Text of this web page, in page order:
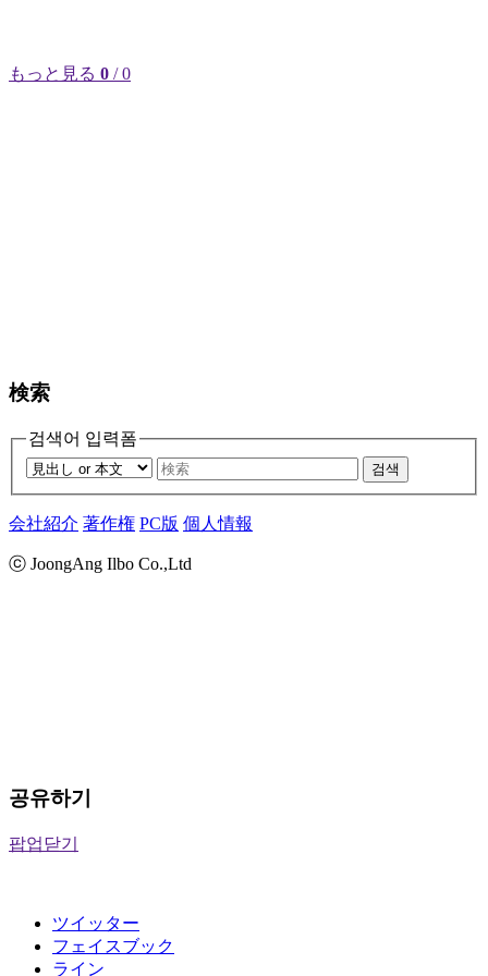
もっと見る 0 / 0
検索
검색어 입력폼
검색
会社紹介 著作権 PC版 個人情報
ⓒ JoongAng Ilbo Co.,Ltd
공유하기
팝업닫기
ツイッター
フェイスブック
ライン